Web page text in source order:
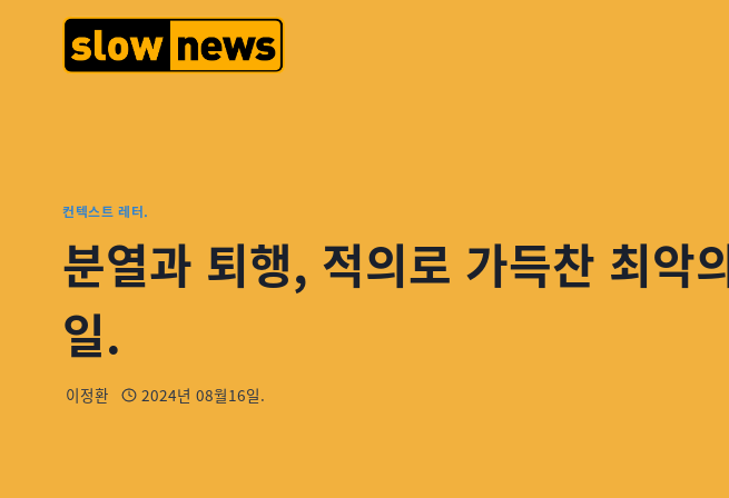
컨텍스트 레터.
분열과 퇴행, 적의로 가득찬 최악
일.
이정환 2024년 08월16일.